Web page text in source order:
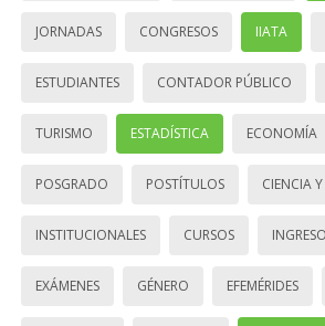
JORNADAS CONGRESOS IIATA
ESTUDIANTES CONTADOR PÚBLICO
TURISMO ESTADÍSTICA ECONOMÍA
POSGRADO POSTÍTULOS CIENCIA
INSTITUCIONALES CURSOS INGRESO
EXÁMENES GÉNERO EFEMÉRIDES